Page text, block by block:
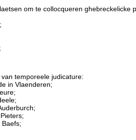
om te collocqueren ghebreckelicke
temporeele judicature:
in Vlaenderen;
Baefs;